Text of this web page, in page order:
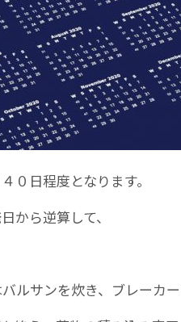
０日程度となります。
から逆算して、
ルサンを炊き、ブレーカー